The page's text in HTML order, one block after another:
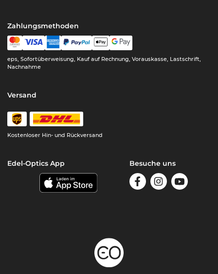
Zahlungsmethoden
eps, Sofortüberweisung, Kauf auf Rechnung, Vorauskasse, Lastschrift,
Nachnahme
Versand
Kostenloser Hin- und Rückversand
Edel-Optics App Besuche uns